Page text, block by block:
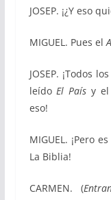
JOSEP. ¡¿Y eso
MIGUEL. Pues el
JOSEP. ¡Todos
leído El País y el
eso!
MIGUEL. ¡Pero
La Biblia!
CARMEN. (